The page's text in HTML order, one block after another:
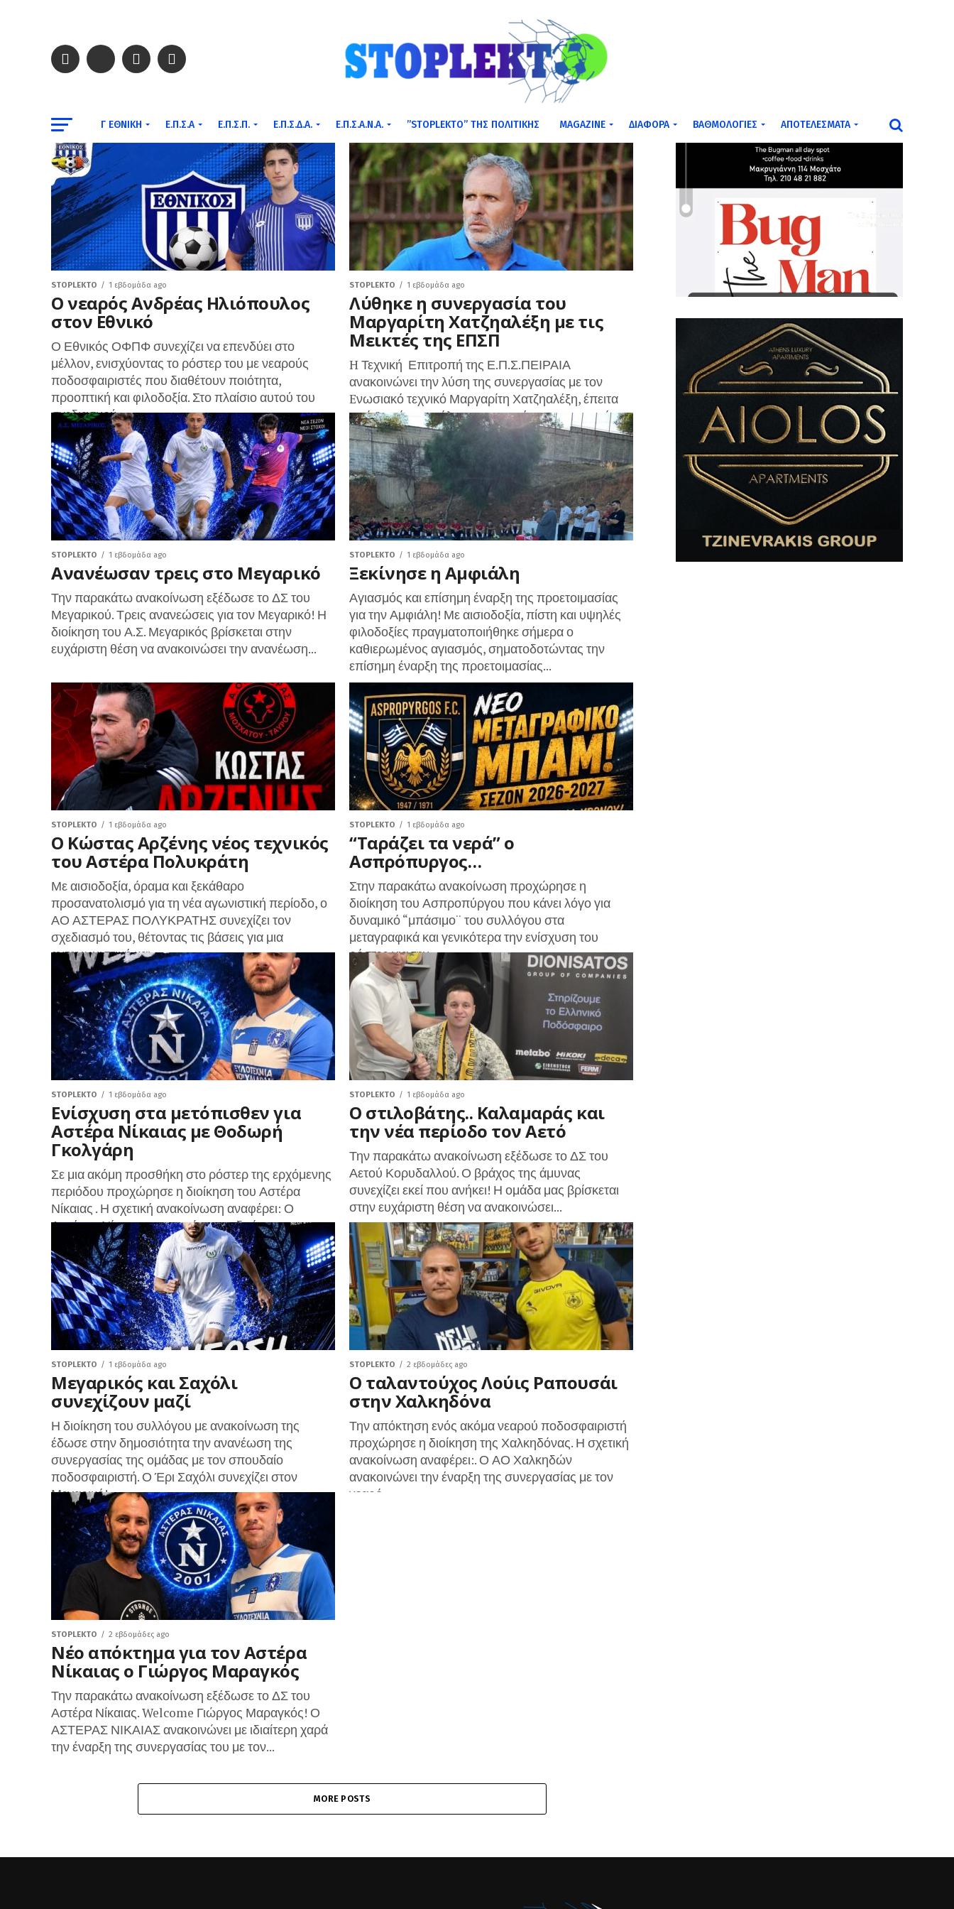
Γ ΕΘΝΙΚΉ Ε.Π.Σ.Α Ε.Π.Σ.Π. Ε.Π.Σ.Δ.Α. Ε.Π.Σ.Α.Ν.Α. ”STOPLEKTO” ΤΗΣ ΠΟΛΙΤΙΚΗΣ MAGAZINE ΔΙΆΦΟΡΑ ΒΑΘΜΟΛΟΓΊΕΣ ΑΠΟΤΕΛΈΣΜΑΤΑ
STOPLEKTO 1 εβδομάδα ago
Ο νεαρός Ανδρέας Ηλιόπουλος
στον Εθνικό
Ο Εθνικός ΟΦΠΦ συνεχίζει να επενδύει στο
μέλλον, ενισχύοντας το ρόστερ του με νεαρούς
ποδοσφαιριστές που διαθέτουν ποιότητα,
προοπτική και φιλοδοξία. Στο πλαίσιο αυτού του
σχεδιασμού,...
STOPLEKTO 1 εβδομάδα ago
Λύθηκε η συνεργασία του
Μαργαρίτη Χατζηαλέξη με τις
Μεικτές της ΕΠΣΠ
H Τεχνική Επιτροπή της Ε.Π.Σ.ΠΕΙΡΑΙΑ
ανακοινώνει την λύση της συνεργασίας με τον
Eνωσιακό τεχνικό Μαργαρίτη Χατζηαλέξη, έπειτα
από 2 χρόνια απόλυτα πετυχημένης συνεργασίας,
που κορυφώθηκε με...
STOPLEKTO 1 εβδομάδα ago
Ανανέωσαν τρεις στο Μεγαρικό
Την παρακάτω ανακοίνωση εξέδωσε το ΔΣ του
Μεγαρικού. Τρεις ανανεώσεις για τον Μεγαρικό! Η
διοίκηση του Α.Σ. Μεγαρικός βρίσκεται στην
ευχάριστη θέση να ανακοινώσει την ανανέωση...
STOPLEKTO 1 εβδομάδα ago
Ξεκίνησε η Αμφιάλη
Αγιασμός και επίσημη έναρξη της προετοιμασίας
για την Αμφιάλη! Με αισιοδοξία, πίστη και υψηλές
φιλοδοξίες πραγματοποιήθηκε σήμερα ο
καθιερωμένος αγιασμός, σηματοδοτώντας την
επίσημη έναρξη της προετοιμασίας...
STOPLEKTO 1 εβδομάδα ago
Ο Κώστας Αρζένης νέος τεχνικός
του Αστέρα Πολυκράτη
Με αισιοδοξία, όραμα και ξεκάθαρο
προσανατολισμό για τη νέα αγωνιστική περίοδο, ο
ΑΟ ΑΣΤΕΡΑΣ ΠΟΛΥΚΡΑΤΗΣ συνεχίζει τον
σχεδιασμό του, θέτοντας τις βάσεις για μια
ανταγωνιστική και...
STOPLEKTO 1 εβδομάδα ago
“Ταράζει τα νερά” ο
Ασπρόπυργος…
Στην παρακάτω ανακοίνωση προχώρησε η
διοίκηση του Ασπροπύργου που κάνει λόγο για
δυναμικό “μπάσιμο¨ του συλλόγου στα
μεταγραφικά και γενικότερα την ενίσχυση του
ρόστερ για την...
STOPLEKTO 1 εβδομάδα ago
Ενίσχυση στα μετόπισθεν για
Αστέρα Νίκαιας με Θοδωρή
Γκολγάρη
Σε μια ακόμη προσθήκη στο ρόστερ της ερχόμενης
περιόδου προχώρησε η διοίκηση του Αστέρα
Νίκαιας . Η σχετική ανακοίνωση αναφέρει: Ο
Αστέρας Νίκαιας ανακοινώνει με ιδιαίτερη...
STOPLEKTO 1 εβδομάδα ago
Ο στιλοβάτης.. Καλαμαράς και
την νέα περίοδο τον Αετό
Την παρακάτω ανακοίνωση εξέδωσε το ΔΣ του
Αετού Κορυδαλλού. Ο βράχος της άμυνας
συνεχίζει εκεί που ανήκει! Η ομάδα μας βρίσκεται
στην ευχάριστη θέση να ανακοινώσει...
STOPLEKTO 1 εβδομάδα ago
Μεγαρικός και Σαχόλι
συνεχίζουν μαζί
Η διοίκηση του συλλόγου με ανακοίνωση της
έδωσε στην δημοσιότητα την ανανέωση της
συνεργασίας της ομάδας με τον σπουδαίο
ποδοσφαιριστή. Ο Έρι Σαχόλι συνεχίζει στον
Μεγαρικό!...
STOPLEKTO 2 εβδομάδες ago
Ο ταλαντούχος Λούις Ραπουσάι
στην Χαλκηδόνα
Την απόκτηση ενός ακόμα νεαρού ποδοσφαιριστή
προχώρησε η διοίκηση της Χαλκηδόνας. Η σχετική
ανακοίνωση αναφέρει:. Ο ΑΟ Χαλκηδών
ανακοινώνει την έναρξη της συνεργασίας με τον
νεαρό...
STOPLEKTO 2 εβδομάδες ago
Νέο απόκτημα για τον Αστέρα
Νίκαιας ο Γιώργος Μαραγκός
Την παρακάτω ανακοίνωση εξέδωσε το ΔΣ του
Αστέρα Νίκαιας. Welcome Γιώργος Μαραγκός! Ο
ΑΣΤΕΡΑΣ ΝΙΚΑΙΑΣ ανακοινώνει με ιδιαίτερη χαρά
την έναρξη της συνεργασίας του με τον...
MORE POSTS